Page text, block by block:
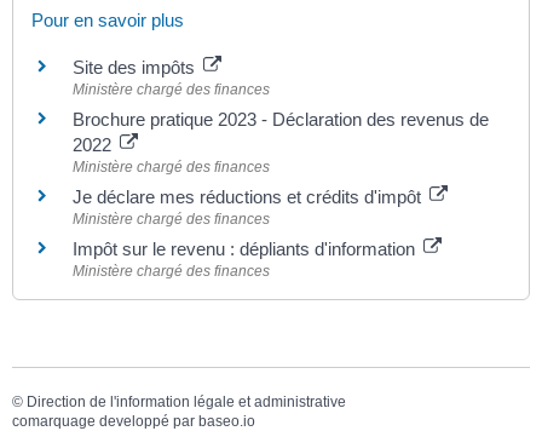
Pour en savoir plus
Site des impôts
Ministère chargé des finances
Brochure pratique 2023 - Déclaration des revenus de
2022
Ministère chargé des finances
Je déclare mes réductions et crédits d'impôt
Ministère chargé des finances
Impôt sur le revenu : dépliants d'information
Ministère chargé des finances
© Direction de l'information légale et administrative
comarquage developpé par baseo.io